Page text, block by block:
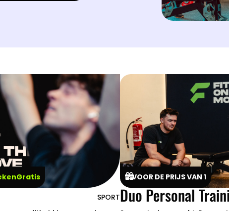
SPORT
2 VOOR DE PRIJS VAN 1

Duo Personal